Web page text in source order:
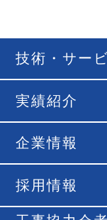
技術・サー
実績紹介
企業情報
採用情報